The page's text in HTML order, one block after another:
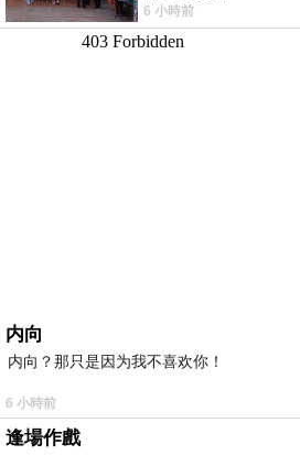
耳機評語：非常有特
6 小時前
内向
内向？那只是因为我不喜欢你！
6 小時前
逢場作戲